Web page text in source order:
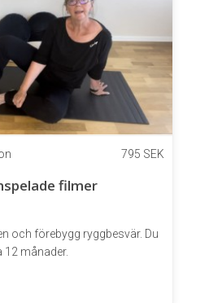
795 SEK
filmer
och förebygg ryggbesvär. Du
12 månader.